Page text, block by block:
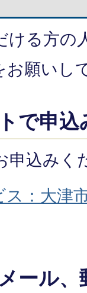
ける方の
お願いし
で申込
申込みく
ス：大津
ール、